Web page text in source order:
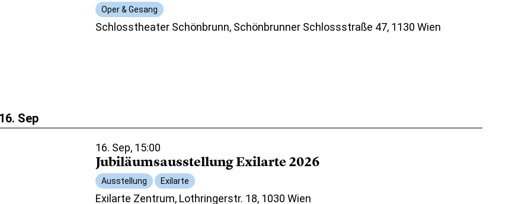
Oper & Gesang
Schlosstheater Schönbrunn, Schönbrunner Schlossstraße 47, 1130 Wien
Sep
16. Sep, 15:00
Jubiläumsausstellung Exilarte 2026
Ausstellung Exilarte
Exilarte Zentrum, Lothringerstr. 18, 1030 Wien